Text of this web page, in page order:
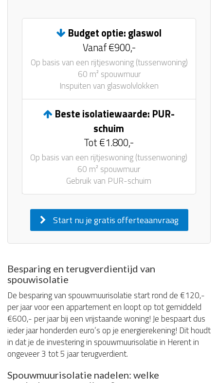
Budget optie: glaswol
Vanaf €900,-
Op basis van een rijtjeswoning (tussenwoning)
60 m² spouwmuur
Inspuiten van glaswolvlokken
Beste isolatiewaarde: PUR-
schuim
Tot €1.800,-
Op basis van een rijtjeswoning (tussenwoning)
60 m² spouwmuur
Gebruik van PUR-schuim
Start nu je gratis offerteaanvraag
Besparing en terugverdientijd van
spouwisolatie
De besparing van spouwmuurisolatie start rond de €120,-
per jaar voor een appartement en loopt op tot gemiddeld
€600,- per jaar bij een vrijstaande woning! Je bespaart dus
ieder jaar honderden euro’s op je energierekening! Dit houdt
in dat je de investering in spouwmuurisolatie in Herent in
ongeveer 3 tot 5 jaar terugverdient.
Spouwmuurisolatie nadelen: welke